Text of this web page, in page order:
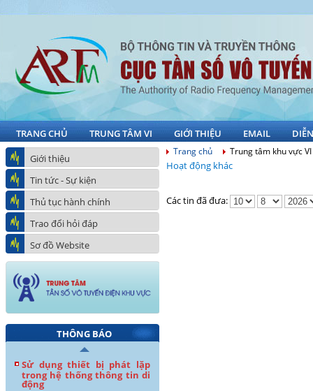
TRANG CHỦ TRUNG TÂM VI GIỚI THIỆU EMAIL
Giới thiệu
Tin tức - Sự kiện
Thủ tục hành chính
Trao đổi hỏi đáp
Sơ đồ Website
THÔNG BÁO
Sử dụng thiết bị phát lặp
trong hệ thống thông tin di
động
Trang chủ Trung tâm khu vực VI
Hoạt động khác
Các tin đã đưa: